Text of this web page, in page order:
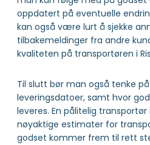
oppdatert på eventuelle
kan også være lurt å sjekke
tilbakemeldinger fra andre
kvaliteten på transportøren i
Til slutt bør man også tenke
leveringsdatoer, samt hvor
leveres. En pålitelig transportør
nøyaktige estimater for
godset kommer frem til rett